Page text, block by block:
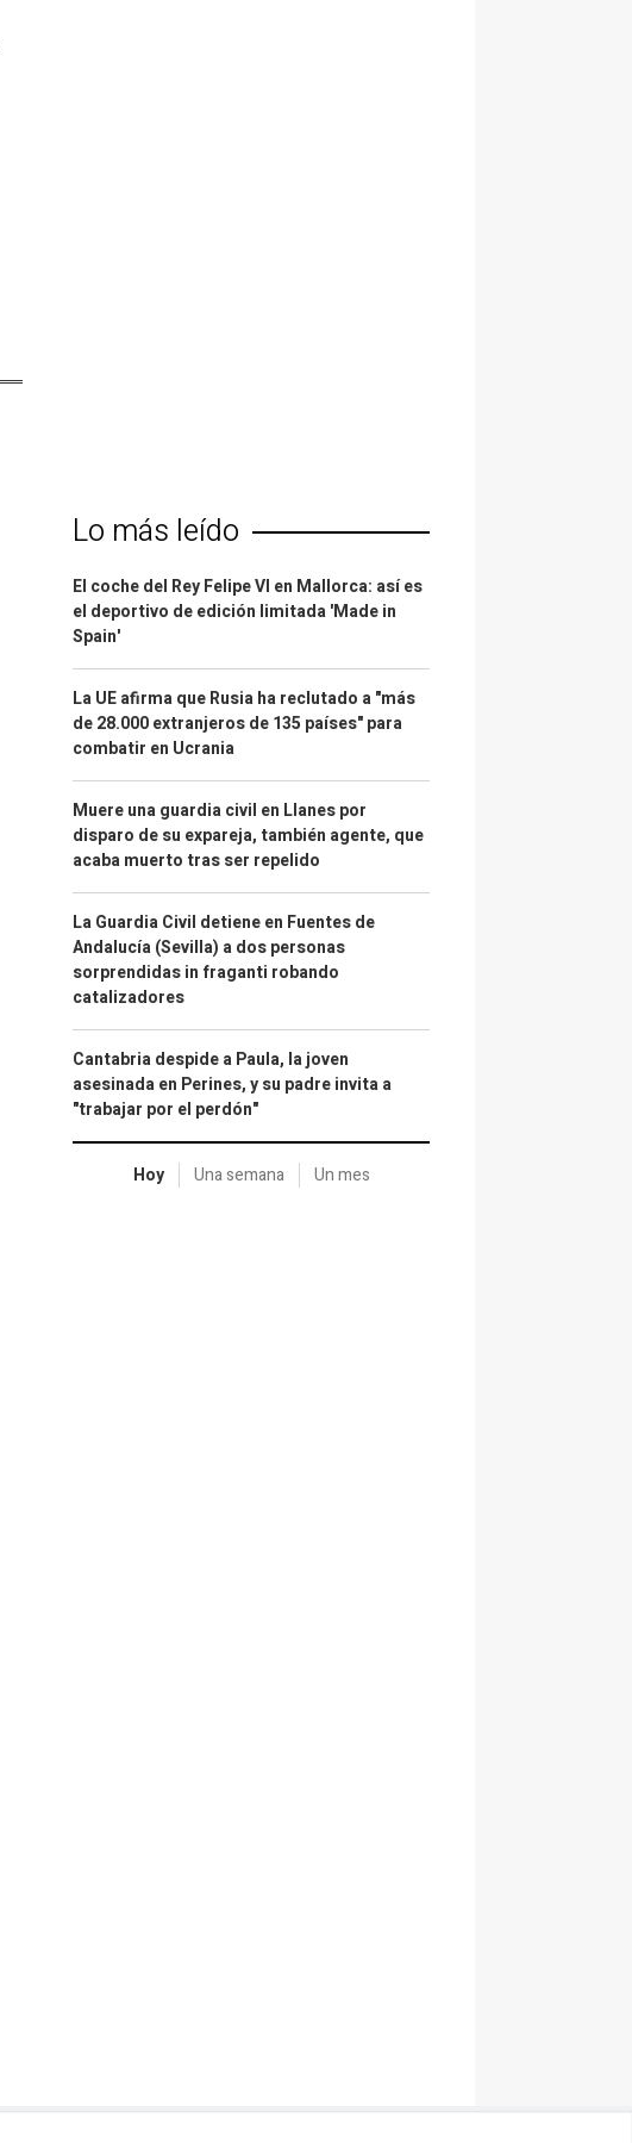
Lo más leído
El coche del Rey Felipe VI en Mallorca: así es
el deportivo de edición limitada 'Made in
Spain'
La UE afirma que Rusia ha reclutado a "más
de 28.000 extranjeros de 135 países" para
combatir en Ucrania
Muere una guardia civil en Llanes por
disparo de su expareja, también agente, que
acaba muerto tras ser repelido
La Guardia Civil detiene en Fuentes de
Andalucía (Sevilla) a dos personas
sorprendidas in fraganti robando
catalizadores
Cantabria despide a Paula, la joven
asesinada en Perines, y su padre invita a
"trabajar por el perdón"
Hoy Una semana Un mes